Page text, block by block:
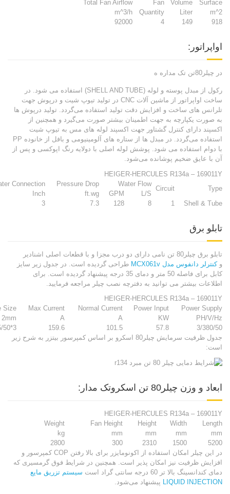
Surface
Volume
Fan
Quantity
Total Fan Airflow
m^2
Liter
m^3/h
918
149
4
92000
اواپراتور:
در چیلر80تن تک مداره ه
رکول از مبدل پوسته و لوله (SHELL AND TUBE) استفاده می شود. در
ساخت اواپراتور از ماشین آلات CNC در تولید تیوپ شیت و درپوش جهت
تلرانس های ساخت و افزایش دقت تولید استفاده می‌گردد. تولید درپوش ها
به صورت یکپارچه به جهت اطمینان بیشتر صورت می‌گیرد و همچنین از
اکسپند دارای کنترل گشتاور جهت اکسپند لوله های مس به تیوپ شیت
استفاده می‌گردد. در مبدل ها از ستاره های آلومینیومی و بافل از خانوده PP
با دوام استفاده می شود. پوشش لوله اصلی با دولایه رنگ اپوکسی و پس از
آن با عایق ضخیم پوشانده می‌شود.
HEIGER-HERCULES R134a – 169011Y
Type
Circuit
Water Flow
Pressure Drop
Connection
L/S
GPM
ft.wg
Inch
Shell & Tube
1
8
128
7.3
3
تابلو برق
تابلو برق چیلر80 تن نامی دارای دو درب مجزا و با قطعات اصلی اشنادیر
وکنترلر دانفوس مدل MCX061v
طراحی گردیده است. در جدول زیر سایز
کابل برای فاصله 50 متر و دمای 35 درجه پیشنهاد گردیده است. برای
اطلاعات بیشتر می توانید به دفترچه نصب چیلر مراجعه فرمایید.
HEIGER-HERCULES R134a – 169011Y
Power Supply
Power Input
Normal Current
Max Current
Size
PH/V/Hz
KW
A
A
2mm
3/380/50
57.8
101.5
159.6
3*95/50
جدول ظرفیت سرمایش چیلر80 اسکرو بر اساس کمپرسور بیتزر به شرح زیر
است:
ابعاد و وزن چیلر80 تن اسکروتک مدار:
HEIGER-HERCULES R134a – 169011Y
Length
Width
Height
Fan Height
Weight
mm
mm
mm
mm
kg
5200
1500
2310
300
2800
در این چیلر امکان استفاده از اکونومایزر برای بالا رفتن COP کمپرسور و
افزایش ظرفیت نیز امکان پذیر است. همچنین در شرایط فوق گرمسیری که
دمای کندانسینگ بالا تر 60 درجه سانتی گراد است
سیستم تزریق مایع
LIQUID INJECTION پیشنهاد می‌شود.